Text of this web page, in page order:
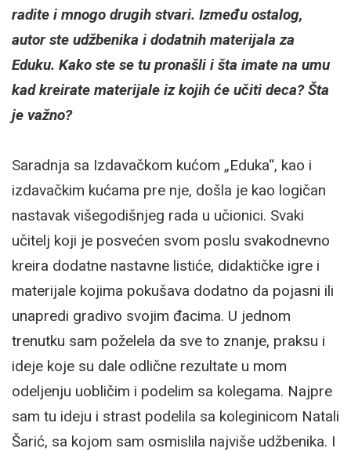
radite i mnogo drugih stvari. Između ostalog,
autor ste udžbenika i dodatnih materijala za
Eduku. Kako ste se tu pronašli i šta imate na umu
kad kreirate materijale iz kojih će učiti deca? Šta
je važno?
Saradnja sa Izdavačkom kućom „Eduka“, kao i
izdavačkim kućama pre nje, došla je kao logičan
nastavak višegodišnjeg rada u učionici. Svaki
učitelj koji je posvećen svom poslu svakodnevno
kreira dodatne nastavne listiće, didaktičke igre i
materijale kojima pokušava dodatno da pojasni ili
unapredi gradivo svojim đacima. U jednom
trenutku sam poželela da sve to znanje, praksu i
ideje koje su dale odlične rezultate u mom
odeljenju uobličim i podelim sa kolegama. Najpre
sam tu ideju i strast podelila sa koleginicom Natali
Šarić, sa kojom sam osmislila najviše udžbenika. I